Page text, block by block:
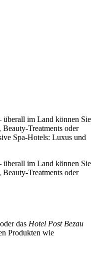
überall im Land können Sie
Treatments oder
Spa-Hotels: Luxus und
überall im Land können Sie
Treatments oder
oder das Hotel Post Bezau
Produkten wie